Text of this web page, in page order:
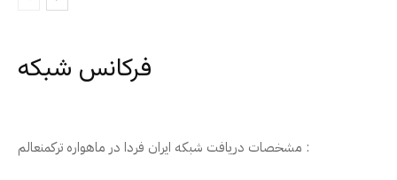
فرکانس شبکه
مشخصات دریافت شبکه ایران فردا در ماهواره ترکمنعالم :